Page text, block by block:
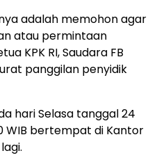
adalah memohon agar
atau permintaan
KPK RI, Saudara FB
panggilan penyidik
hari Selasa tanggal 24
WIB bertempat di Kantor